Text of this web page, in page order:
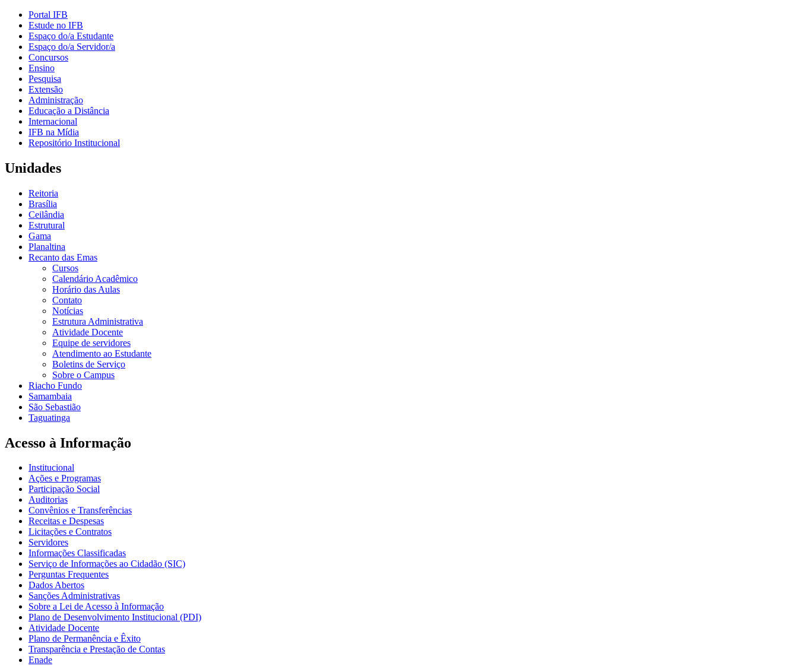
Portal IFB
Estude no IFB
Espaço do/a Estudante
Espaço do/a Servidor/a
Concursos
Ensino
Pesquisa
Extensão
Administração
Educação a Distância
Internacional
IFB na Mídia
Repositório Institucional
Unidades
Reitoria
Brasília
Ceilândia
Estrutural
Gama
Planaltina
Recanto das Emas
Cursos
Calendário Acadêmico
Horário das Aulas
Contato
Notícias
Estrutura Administrativa
Atividade Docente
Equipe de servidores
Atendimento ao Estudante
Boletins de Serviço
Sobre o Campus
Riacho Fundo
Samambaia
São Sebastião
Taguatinga
Acesso à Informação
Institucional
Ações e Programas
Participação Social
Auditorias
Convênios e Transferências
Receitas e Despesas
Licitações e Contratos
Servidores
Informações Classificadas
Serviço de Informações ao Cidadão (SIC)
Perguntas Frequentes
Dados Abertos
Sanções Administrativas
Sobre a Lei de Acesso à Informação
Plano de Desenvolvimento Institucional (PDI)
Atividade Docente
Plano de Permanência e Êxito
Transparência e Prestação de Contas
Enade